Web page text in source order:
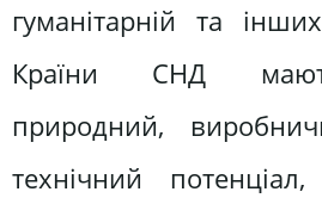
гуманітарній та
Країни СНД
природний,
технічний